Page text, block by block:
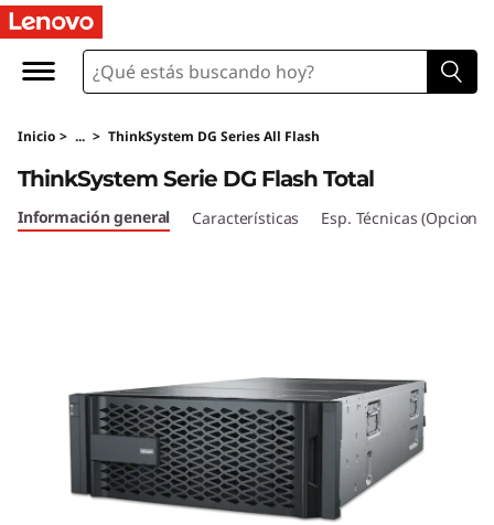
T
h
n
k
Inicio > ... > ThinkSystem DG Series All Flash
ThinkSystem Serie DG Flash Total
Información general Características Esp. Técnicas